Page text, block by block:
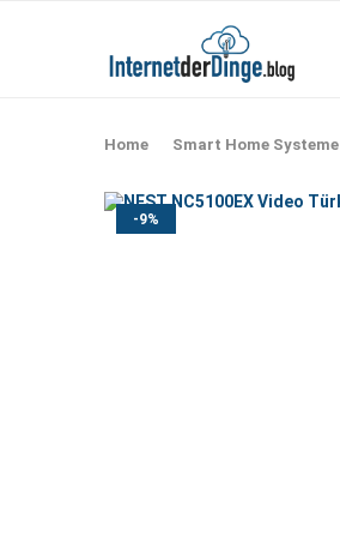
Home Smart Home Systeme
-9%